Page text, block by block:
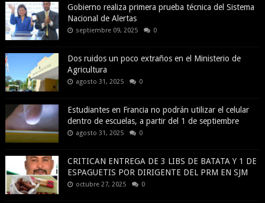
Gobierno realiza primera prueba técnica del Sistema
Nacional de Alertas
septiembre 09, 2025 0
Dos ruidos un poco extraños en el Ministerio de
Agricultura
agosto 31, 2025 0
Estudiantes en Francia no podrán utilizar el celular
dentro de escuelas, a partir del 1 de septiembre
agosto 31, 2025 0
CRITICAN ENTREGA DE 3 LIBS DE BATATA Y 1 DE
ESPAGUETIS POR DIRIGENTE DEL PRM EN SJM
octubre 27, 2025 0